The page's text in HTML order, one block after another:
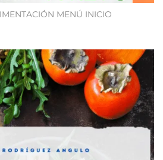
MENÚ INICIO